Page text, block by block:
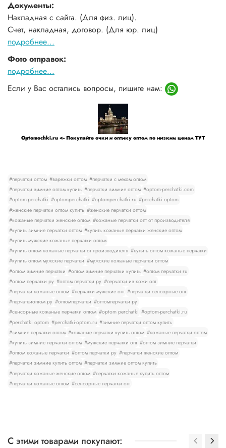
Документы:
Накладная с сайта. (Для физ. лиц).
Счет, накладная, договор. (Для юр. лиц)
подробнее...
Фото отправок:
подробнее...
Если у Вас остались вопросы, пишите нам:
Optomochki.ru <-- Покупайте очки и оптику оптом по низким ценам ТУТ
#перчатки оптом #варежки оптом #перчатки с мехом оптом
#перчатки зимние оптом купить #перчатки зимние оптом #optom-perchatki.com
#optom-perchatki #optomperchatki #optomperchatki.ru #perchatki optom
#женские перчатки оптом купить #женские перчатки оптом
#кожаные перчатки женские оптом #кожаные перчатки опт от производителя
#купить зимние перчатки оптом #купить кожаные перчатки женские оптом
#купить мужские кожаные перчатки оптом
#купить оптом кожаные перчатки от производителя #купить оптом кожаные перчатки
#купить оптом мужские перчатки #мужские кожаные перчатки оптом
#оптом зимние перчатки #оптом зимние перчатки купить #оптом перчатки ru
#оптом перчатки ру #оптом перчатки.ру #перчатки из кожи опт
#перчатки кожаные оптом #перчатки мужские опт #перчатки сенсорные опт
#перчаткиоптом.ру #оптомперчатки #оптомперчатки ру
#сенсорные кожаные перчатки оптом #optom perchatki #optom-perchatki.ru
#perchatki optom #perchatki-optom.ru #зимние перчатки оптом купить
#зимние перчатки оптом #кожаные перчатки купить оптом #кожаные перчатки оптом
#купить зимние перчатки оптом #мужские перчатки опт #оптом зимние перчатки
#оптом кожаные перчатки #оптом перчатки ру #перчатки женские оптом
#перчатки зимние купить оптом #перчатки зимние оптом купить
#перчатки кожаные женские оптом #перчатки кожаные купить оптом
#перчатки кожаные оптом #сенсорные перчатки опт
С этими товарами покупают: